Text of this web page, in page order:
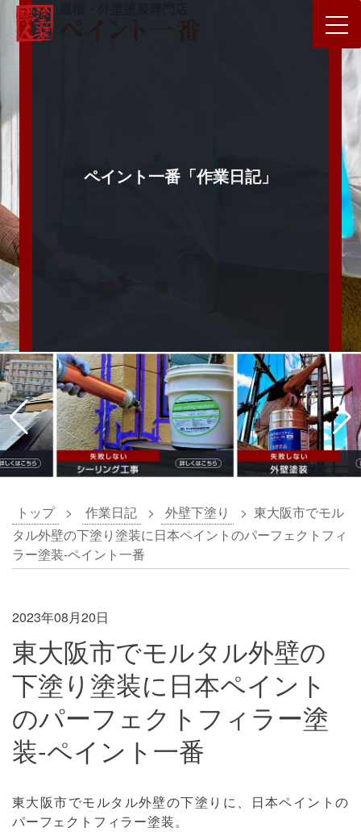
ペイント一番「作業日記」
トップ > 作業日記 > 外壁下塗り > 東大阪市でモル
タル外壁の下塗り塗装に日本ペイントのパーフェクトフィ
ラー塗装-ペイント一番
2023年08月20日
東大阪市でモルタル外壁の
下塗り塗装に日本ペイント
のパーフェクトフィラー塗
装-ペイント一番
東大阪市でモルタル外壁の下塗りに、日本ペイントの
パーフェクトフィラー塗装。